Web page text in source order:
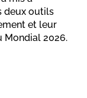
deux outils
et leur
Mondial 2026.